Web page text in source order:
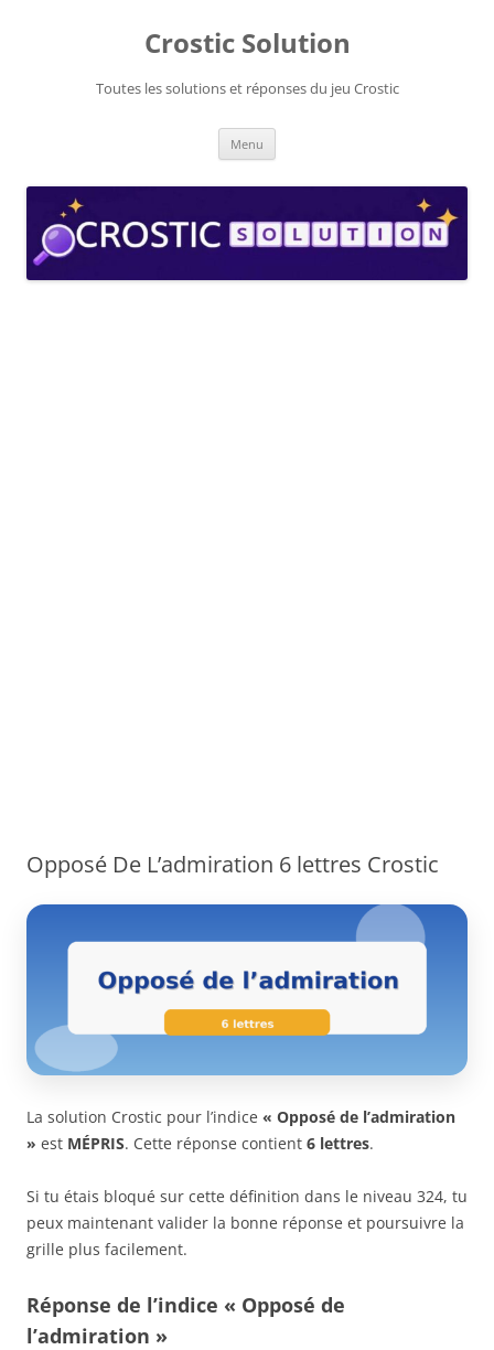
Crostic Solution
Toutes les solutions et réponses du jeu Crostic
Menu
Opposé De L’admiration 6 lettres Crostic
La solution Crostic pour l’indice « Opposé de l’admiration
» est MÉPRIS. Cette réponse contient 6 lettres.
Si tu étais bloqué sur cette définition dans le niveau 324, tu
peux maintenant valider la bonne réponse et poursuivre la
grille plus facilement.
Réponse de l’indice « Opposé de
l’admiration »